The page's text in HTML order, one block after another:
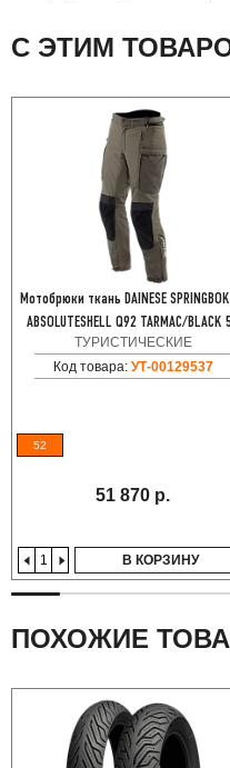
С ЭТИМ
Мотобрюки ткань DAINESE
ABSOLUTESHELL Q92 TARMAC/BLACK
ТУРИСТИЧЕСКИЕ
Код товара: УТ-00129537
52
51 870 р.
В КОРЗИНУ
ПОХОЖИЕ